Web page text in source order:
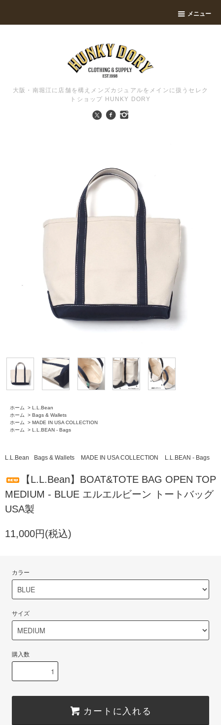
メニュー
大阪・南堀江に店舗を構えメンズカジュアルをメインに扱うセレク
トショップ HUNKY DORY
ホーム > L.L.Bean
ホーム
> Bags & Wallets
ホーム
> MADE IN USA COLLECTION
ホーム
> L.L.BEAN - Bags
L.L.Bean Bags & Wallets MADE IN USA COLLECTION L.L.BEAN - Bags
【L.L.Bean】BOAT&TOTE BAG OPEN TOP
MEDIUM - BLUE エルエルビーン トートバッグ
USA製
11,000円(税込)
カラー
サイズ
購入数
カートに入れる